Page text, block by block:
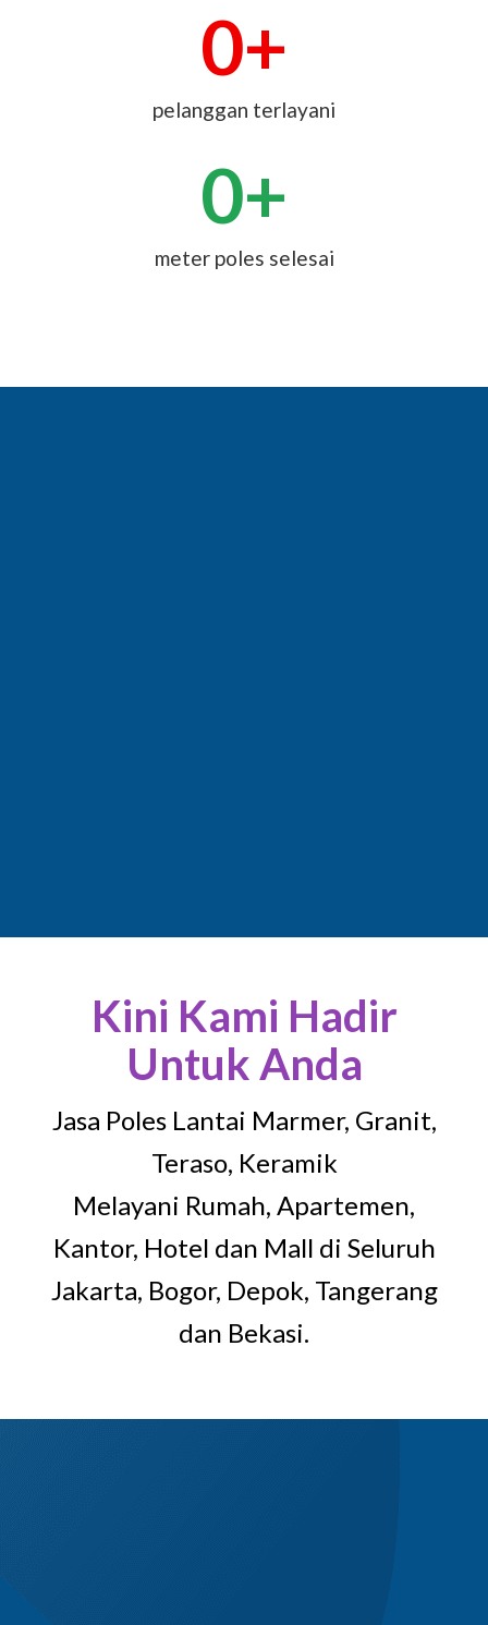
pelanggan terlayani
0+
meter poles selesai
0+
Kini Kami Hadir
Untuk Anda
Jasa Poles Lantai Marmer, Granit,
Teraso, Keramik
Melayani Rumah, Apartemen,
Kantor, Hotel dan Mall di Seluruh
Jakarta, Bogor, Depok, Tangerang
dan Bekasi.